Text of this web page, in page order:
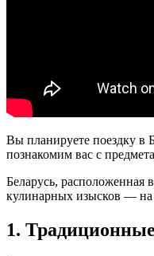
Вы планируете поездку в
познакомим вас с
Беларусь,
кулинарных изысков — на
1.